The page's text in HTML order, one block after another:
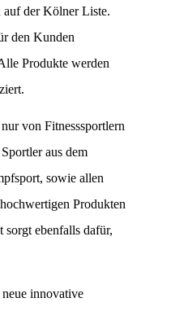
auf der Kölner Liste.
den Kunden
Produkte werden
von Fitnesssportlern
aus dem
sowie allen
Produkten
ebenfalls dafür,
innovative